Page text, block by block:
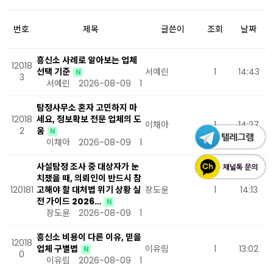
번호 제목 글쓴이 조회 날짜
12018
3
흥신소 사례로 알아보는 업체
선택 기준
N
서예린 2026-08-09 1
서예린 1 14:43
12018
2
탐정사무소 혼자 고민하지 마
세요, 정보확보 전문 업체의 도
움
N
이채아 2026-08-09 1
이채아 1 14:27
120181
사설탐정 조사 중 대상자가 눈
치챘을 때, 의뢰인이 반드시 참
고해야 할 대처법 위기 상황 실
전 가이드 2026…
N
장도윤 2026-08-09 1
장도윤 1 14:13
12018
0
흥신소 비용이 다른 이유, 믿을
업체 구별법
N
이유림 2026-08-09 1
이유림 1 13:02